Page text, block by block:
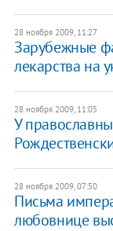
28 ноября 2009, 11:27
Зарубежные
лекарства на
28 ноября 2009, 11:05
У
28 ноября 2009, 07:50
Письма
любовнице